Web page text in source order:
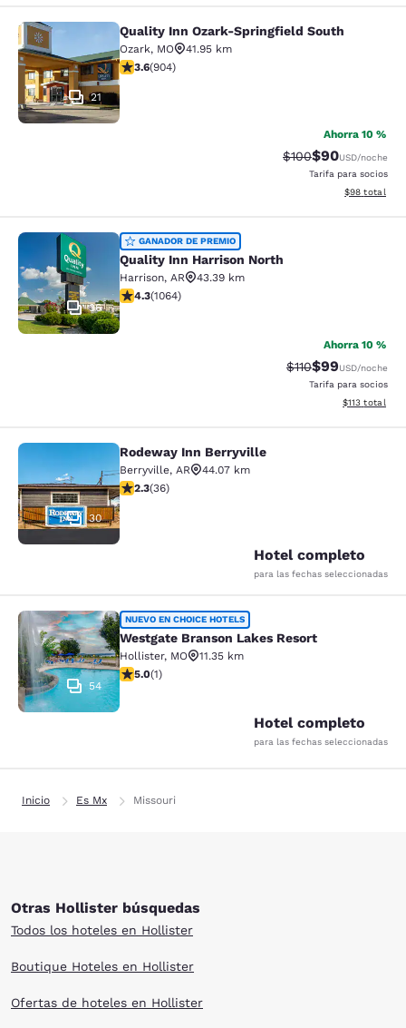
Quality Inn Ozark-Springfield South
21
Quality Inn Ozark-Springfield South
Ozark, MO
41.95 km
calificación de 3.59 estrellas. Bueno. 904 reseñas
3.6(904)
Ahorra 10 %
Precio tachado:
$100Precio con
$90USD/noche
Tarifa para socios
Ver detalles
$98 total
Quality Inn Harrison North
36
GANADOR DE PREMIO
Quality Inn Harrison North
Harrison, AR
43.39 km
calificación de 4.28 estrellas. Excelente. 1064 reseñas
4.3(1064)
Ahorra 10 %
Precio tachado:
$110Precio con
$99USD/noche
Tarifa para socios
Ver detalles
$113 total
Rodeway Inn Berryville
30
Rodeway Inn Berryville
Berryville, AR
44.07 km
calificación de 2.28 estrellas. Feria. 36 reseñas
2.3(36)
Hotel completo
para las fechas seleccionadas
Westgate Branson Lakes Resort
54
NUEVO EN CHOICE HOTELS
Westgate Branson Lakes Resort
Hollister, MO
11.35 km
calificación de 5 estrellas. Excepcional. 1 reseña
5.0(1)
Hotel completo
para las fechas seleccionadas
Inicio Es Mx Missouri
Otras Hollister búsquedas
Todos los hoteles en Hollister
Boutique Hoteles en Hollister
Ofertas de hoteles en Hollister